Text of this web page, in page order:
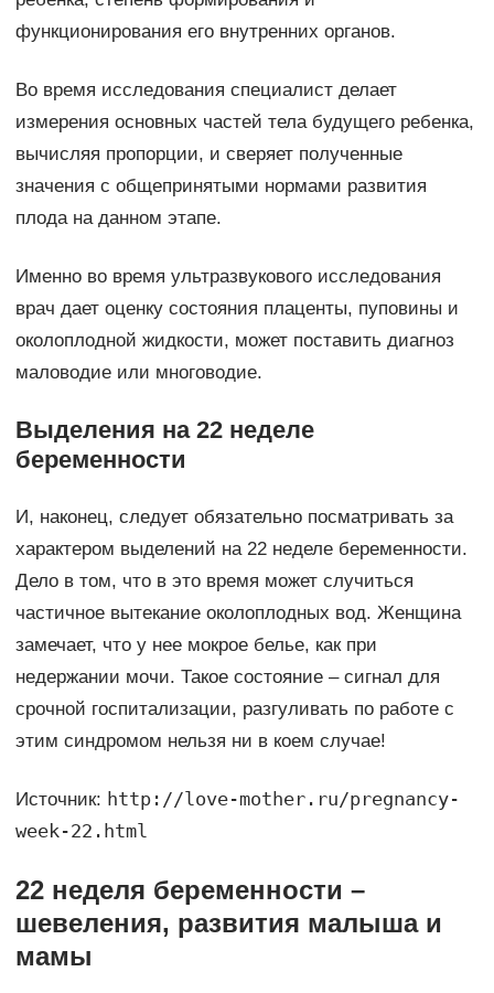
функционирования его внутренних органов.
Во время исследования специалист делает
измерения основных частей тела будущего ребенка,
вычисляя пропорции, и сверяет полученные
значения с общепринятыми нормами развития
плода на данном этапе.
Именно во время ультразвукового исследования
врач дает оценку состояния плаценты, пуповины и
околоплодной жидкости, может поставить диагноз
маловодие или многоводие.
Выделения на 22 неделе
беременности
И, наконец, следует обязательно посматривать за
характером выделений на 22 неделе беременности.
Дело в том, что в это время может случиться
частичное вытекание околоплодных вод. Женщина
замечает, что у нее мокрое белье, как при
недержании мочи. Такое состояние – сигнал для
срочной госпитализации, разгуливать по работе с
этим синдромом нельзя ни в коем случае!
Источник: http://love-mother.ru/pregnancy-
week-22.html
22 неделя беременности –
шевеления, развития малыша и
мамы